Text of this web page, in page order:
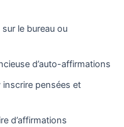
le bureau ou
d’auto-affirmations
pensées et
d’affirmations